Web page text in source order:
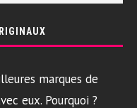
marques de
eux. Pourquoi ?